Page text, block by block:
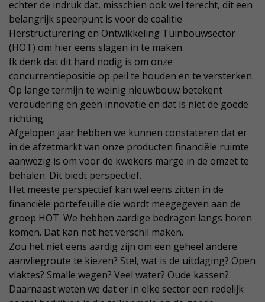
echter de indruk dat, misschien ook wel terecht, dit een
belangrijk speerpunt is voor de coalitie
Herstructurering en Ontwikkeling Tuinbouwsector
(HOT) om hier eens slagen in te maken.
Ik denk dat dit hard nodig is om onze
concurrentiepositie op peil te houden en te versterken.
Op lange termijn te weinig nieuwbouw betekent
veroudering en geen innovatie en dat is niet de goede
richting.
Afgelopen jaar hebben we kunnen constateren dat er
in de afzetmarkt van onze producten financiële ruimte
aanwezig is om voor de kwekers marge in de omzet te
behalen. Dit biedt perspectief.
Het meeste perspectief kan wel eens zitten in de
financiële portefeuille die wordt meegegeven aan de
groep HOT. We hebben aardige bedragen langs horen
komen. Dat kan net het verschil maken.
Zou het niet eens aardig zijn om een geheel andere
aanvliegroute te kiezen? Stel, wat is de uitdaging? Open
vlaktes? Smalle wegen? Veel water? Oude kassen?
Daarnaast weten we dat er in elke sector een redelijk